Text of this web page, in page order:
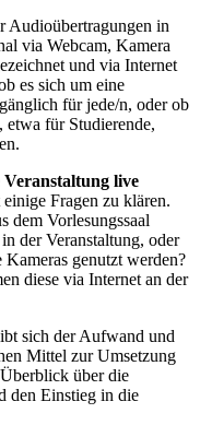
Audioübertragungen in
via Webcam, Kamera
und via Internet
es sich um eine
für jede/n, oder ob
etwa für Studierende,
Veranstaltung live
Fragen zu klären.
dem Vorlesungssaal
der Veranstaltung, oder
Kameras genutzt werden?
diese via Internet an der
sich der Aufwand und
Mittel zur Umsetzung
über die
den Einstieg in die